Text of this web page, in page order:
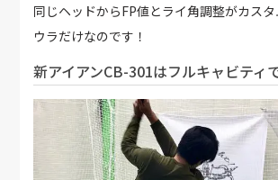
同じヘッドからFP値とライ角調整がカス
ウラだけなのです！
新アイアンCB-301はフルキャビティ